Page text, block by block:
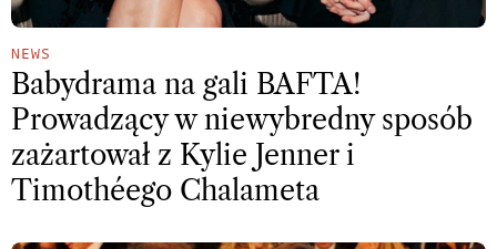
NEWS
Babydrama na gali BAFTA!
Prowadzący w niewybredny sposób
zażartował z Kylie Jenner i
Timothéego Chalameta